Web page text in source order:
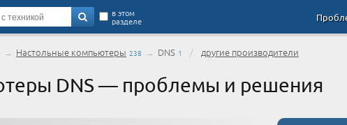
в этом
разделе
→ Настольные компьютеры 238 → DNS 1 / другие производители
DNS — проблемы и решения